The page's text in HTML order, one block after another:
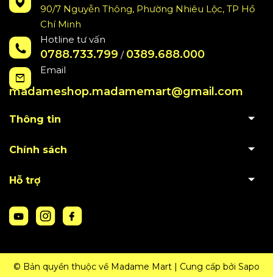
90/7 Nguyễn Thông, Phường Nhiêu Lộc, TP Hồ
Chí Minh
Hotline tư vấn
0788.733.799 / 0389.688.000
Email
madameshop.madamemart@gmail.com
Thông tin
Chính sách
Hỗ trợ
© Bản quyền thuộc về Madame Mart | Cung cấp bởi Sapo